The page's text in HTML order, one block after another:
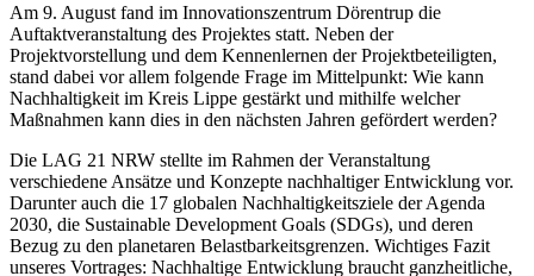
Am 9. August fand im Innovationszentrum Dörentrup die
Auftaktveranstaltung des Projektes statt. Neben der
Projektvorstellung und dem Kennenlernen der Projektbeteiligten,
stand dabei vor allem folgende Frage im Mittelpunkt: Wie kann
Nachhaltigkeit im Kreis Lippe gestärkt und mithilfe welcher
Maßnahmen kann dies in den nächsten Jahren gefördert werden?
Die LAG 21 NRW stellte im Rahmen der Veranstaltung
verschiedene Ansätze und Konzepte nachhaltiger Entwicklung vor.
Darunter auch die 17 globalen Nachhaltigkeitsziele der Agenda
2030, die Sustainable Development Goals (SDGs), und deren
Bezug zu den planetaren Belastbarkeitsgrenzen. Wichtiges Fazit
unseres Vortrages: Nachhaltige Entwicklung braucht ganzheitliche,